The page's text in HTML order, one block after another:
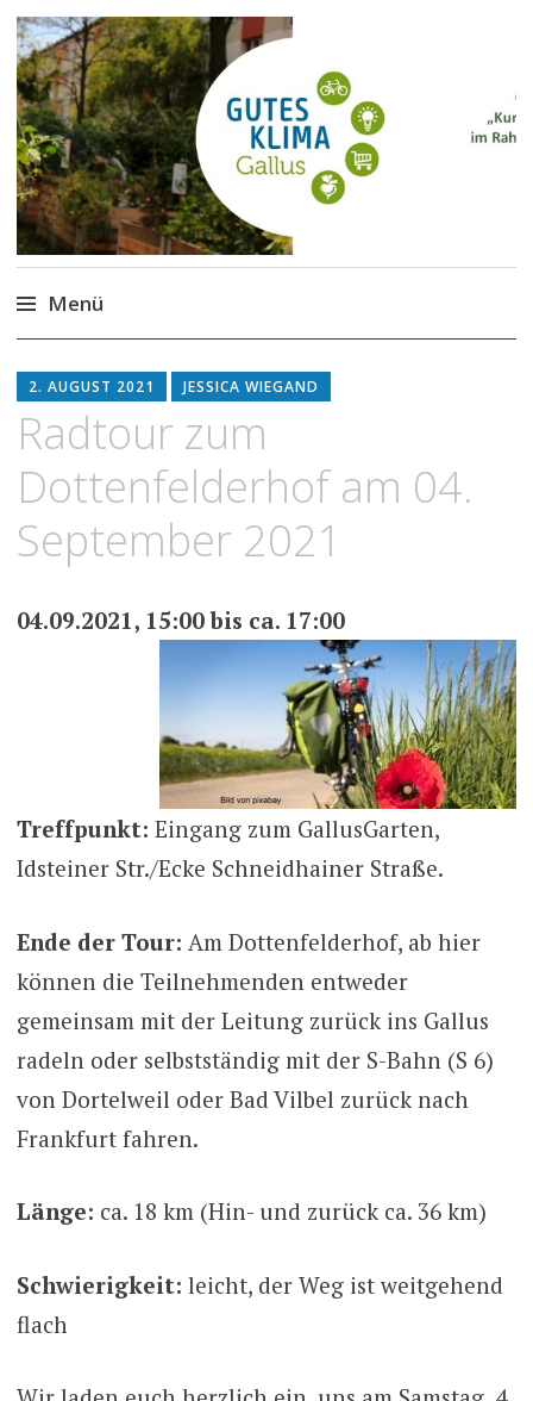
Gutes Klima im Gallus
Kurze Wege für den Klimaschutz
Menü
Inhalt
springen
2. AUGUST 2021 JESSICA WIEGAND
Radtour zum
Dottenfelderhof am 04.
September 2021
04.09.2021, 15:00 bis ca. 17:00
Treffpunkt: Eingang zum GallusGarten,
Idsteiner Str./Ecke Schneidhainer Straße.
Ende der Tour: Am Dottenfelderhof, ab hier
können die Teilnehmenden entweder
gemeinsam mit der Leitung zurück ins Gallus
radeln oder selbstständig mit der S-Bahn (S 6)
von Dortelweil oder Bad Vilbel zurück nach
Frankfurt fahren.
Länge: ca. 18 km (Hin- und zurück ca. 36 km)
Schwierigkeit: leicht, der Weg ist weitgehend
flach